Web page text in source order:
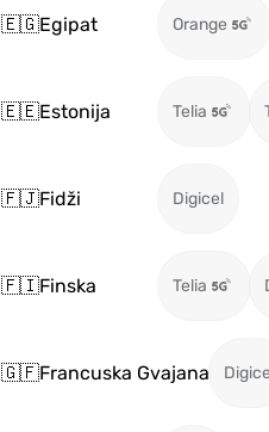
🇪🇬Egipat Orange
🇪🇪Estonija Telia
🇫🇯Fidži Digicel
🇫🇮Finska Telia
🇬🇫Francuska Gvajana